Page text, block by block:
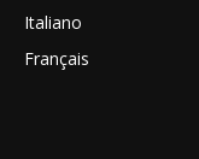
Italiano
Français